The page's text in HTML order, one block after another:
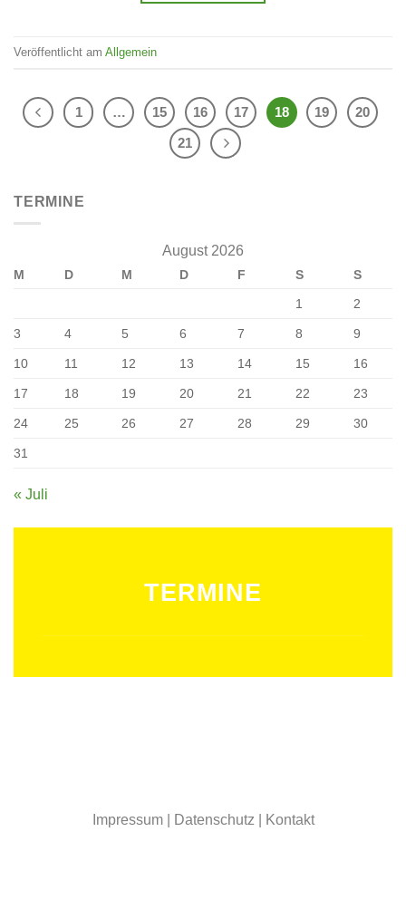
Veröffentlicht am Allgemein
1 … 15 16 17 18 19
20
21
TERMINE
August 2026
M D M D F S
S
1
2
3 4 5 6 7 8 9
10 11 12 13 14 15 16
17 18 19 20 21 22 23
24 25 26 27 28 29 30
31
« Juli
TERMINE
Impressum| Datenschutz Kontakt